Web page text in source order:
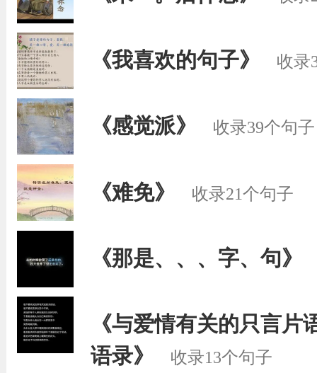
《我喜欢的句子》 收录
《感觉派》 收录39个句子
《难免》 收录21个句子
《那是、、、字、句》
《与爱情有关的只言片
语录》
收录13个句子